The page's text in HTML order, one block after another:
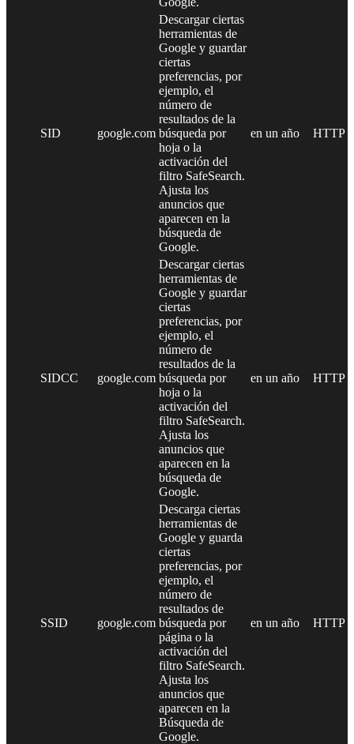
SID google.com
Descargar ciertas
herramientas de
Google y guardar
ciertas
preferencias, por
ejemplo, el
número de
resultados de la
búsqueda por
hoja o la
activación del
filtro SafeSearch.
Ajusta los
anuncios que
aparecen en la
búsqueda de
Google.
en un año HTTP
SIDCC google.com
Descargar ciertas
herramientas de
Google y guardar
ciertas
preferencias, por
ejemplo, el
número de
resultados de la
búsqueda por
hoja o la
activación del
filtro SafeSearch.
Ajusta los
anuncios que
aparecen en la
búsqueda de
Google.
en un año HTTP
SSID google.com
Descarga ciertas
herramientas de
Google y guarda
ciertas
preferencias, por
ejemplo, el
número de
resultados de
búsqueda por
página o la
activación del
filtro SafeSearch.
Ajusta los
anuncios que
aparecen en la
Búsqueda de
Google.
en un año HTTP